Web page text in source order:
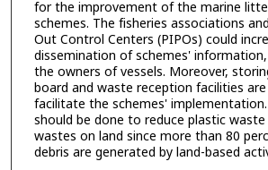
for the improvement of the marine
schemes. The fisheries associations
Out Control Centers (PIPOs) could
dissemination of schemes'
the owners of vessels. Moreover,
board and waste reception facilities
facilitate the schemes'
should be done to reduce plastic
wastes on land since more than 80
debris are generated by land-based